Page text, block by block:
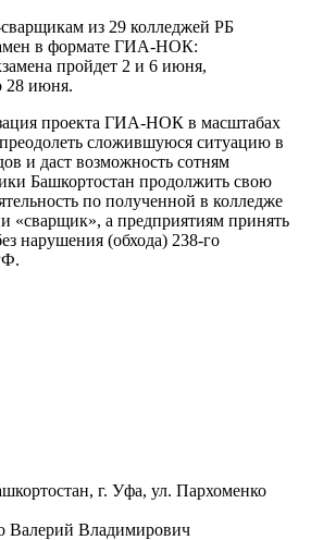
из 29 колледжей РБ
в формате ГИА-НОК:
пройдет 2 и 6 июня,
28 июня.
проекта ГИА-НОК в масштабах
сложившуюся ситуацию в
и даст возможность сотням
Башкортостан продолжить свою
по полученной в колледже
«сварщик», а предприятиям принять
нарушения (обхода) 238-го
г. Уфа, ул. Пархоменко
Валерий Владимирович